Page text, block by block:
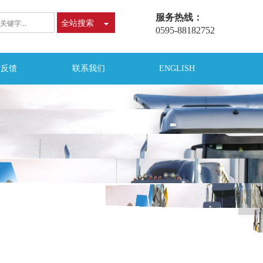
全站搜索
服务热线：
0595-88182752
馈 联系我们 ENGLISH